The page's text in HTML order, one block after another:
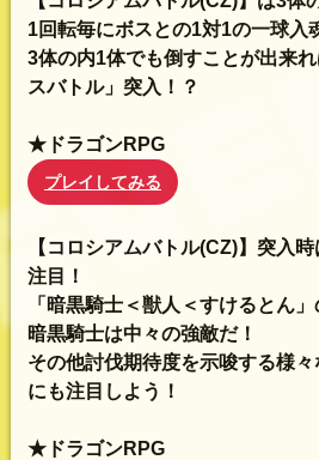
1回転毎にボスとの1対1の一球入
3体の内1体でも倒すことが出来
スバトル」突入！？
★ドラゴンRPG
プレイしてみる
【コロシアムバトル(CZ)】突入
注目！
「暗黒騎士＜獣人＜すけるとん
暗黒騎士は中々の強敵だ！
その他討伐期待度を示唆する様
にも注目しよう！
★ドラゴンRPG